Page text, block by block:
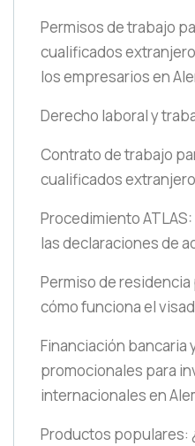
Permisos de trabajo
cualificados
los empresarios en
Derecho laboral y
Contrato de trabajo
cualificados
Procedimiento
las declaraciones de
Permiso de
cómo funciona el
Financiación bancaria
promocionales para
internacionales en
Productos populares: